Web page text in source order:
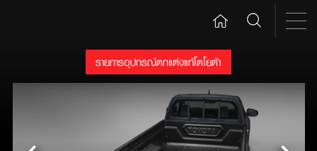
รายการอุปกรณ์ตกแต่งแท้โตโยต้า